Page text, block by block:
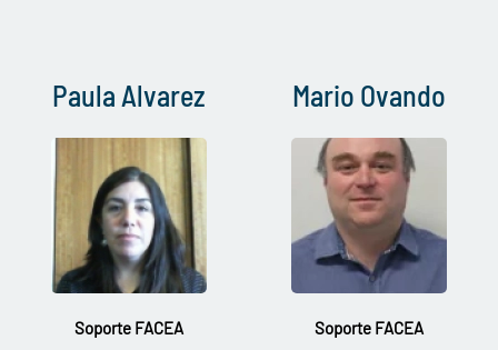
Paula Alvarez
Soporte FACEA
Mario Ovando
Soporte FACEA